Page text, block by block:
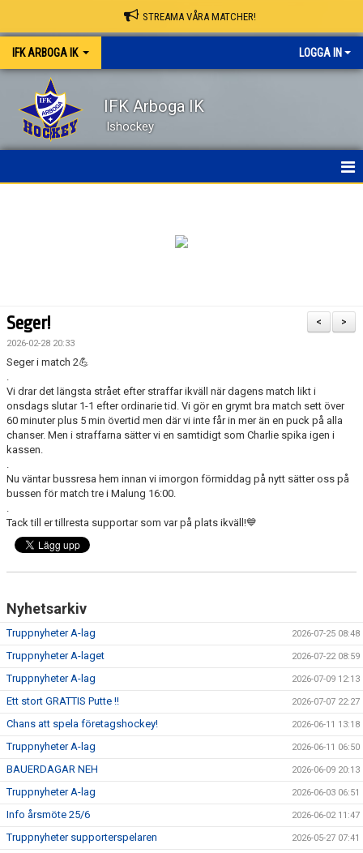
STREAMA VÅRA MATCHER!
IFK ARBOGA IK LOGGA IN
IFK Arboga IK
Ishockey
KALENDER
VÅRA LAG
ISSCHEMA
DEN BLÅVITA VÄGEN
BLI HOCKEYDOMARE
A-LAGETS MATCHER 25/26
KLUBBPROFIL
MEDLEMSSKAP
>
<
Seger!
2026-02-28 20:33
Seger i match 2💪
.
Vi drar det längsta strået efter straffar ikväll när dagens match likt i
onsdags slutar 1-1 efter ordinarie tid. Vi gör en grymt bra match sett över
60 minuter plus 5 min övertid men där vi inte får in mer än en puck på alla
chanser. Men i straffarna sätter vi en samtidigt som Charlie spika igen i
kassen.
.
Nu väntar bussresa hem innan vi imorgon förmiddag på nytt sätter oss på
bussen för match tre i Malung 16:00.
.
Tack till er tillresta supportar som var på plats ikväll!💙
Nyhetsarkiv
Truppnyheter A-lag 2026-07-25 08:48
Truppnyheter A-laget 2026-07-22 08:59
Truppnyheter A-lag 2026-07-09 12:13
Ett stort GRATTIS Putte !! 2026-07-07 22:27
Chans att spela företagshockey! 2026-06-11 13:18
Truppnyheter A-lag 2026-06-11 06:50
BAUERDAGAR NEH 2026-06-09 20:13
Truppnyheter A-lag 2026-06-03 06:51
Info årsmöte 25/6 2026-06-02 11:47
Truppnyheter supporterspelaren 2026-05-27 07:41